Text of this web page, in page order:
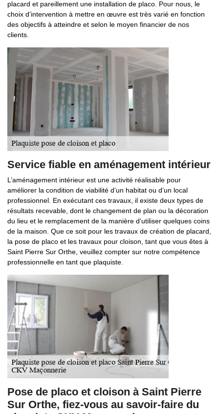
placard et pareillement une installation de placo. Pour nous, le
choix d’intervention à mettre en œuvre est très varié en fonction
des objectifs à atteindre et selon le moyen financier de nos
clients.
Service fiable en aménagement intérieur
L’aménagement intérieur est une activité réalisable pour
améliorer la condition de viabilité d’un habitat ou d’un local
professionnel. En exécutant ces travaux, il existe deux types de
résultats recevable, dont le changement de plan ou la décoration
du lieu et le remplacement de la manière d’utiliser quelques coins
de la maison. Que ce soit pour les travaux de création de placard,
la pose de placo et les travaux pour cloison, tant que vous êtes à
Saint Pierre Sur Orthe, veuillez compter sur notre compétence
professionnelle en tant que plaquiste.
Pose de placo et cloison à Saint Pierre
Sur Orthe, fiez-vous au savoir-faire du